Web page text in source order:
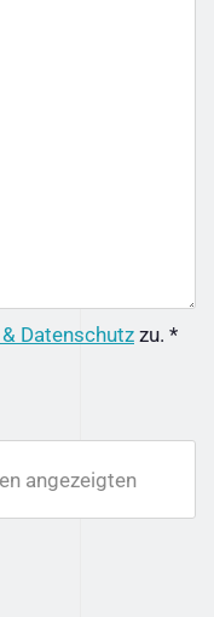
Datenschutzzu. *
angezeigten